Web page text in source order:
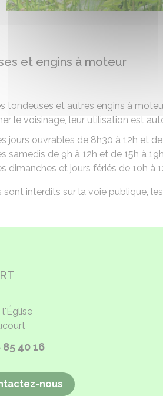
et engins à moteur
tondeuses et autres engins à
le voisinage, leur utilisation est
jours ouvrables de 8h30 à 12h et de
samedis de 9h à 12h et de 15h à
dimanches et jours fériés de 10h à
sont interdits sur la voie publique,
l'Église
85 40 16
nous